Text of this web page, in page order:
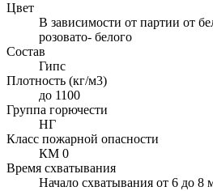
Цвет
В зависимости от партии от
розовато- белого
Состав
Гипс
Плотность (кг/м3)
до 1100
Группа горючести
НГ
Класс пожарной опасности
КМ 0
Время схватывания
Начало схватывания от 6 до 8